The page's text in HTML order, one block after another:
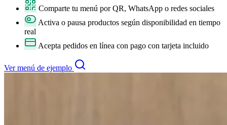
Comparte tu menú por QR, WhatsApp o redes sociales
Activa o pausa productos según disponibilidad en tiempo
real
Acepta pedidos en línea con pago con tarjeta incluido
Ver menú de ejemplo